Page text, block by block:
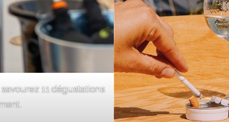
11 dégustations